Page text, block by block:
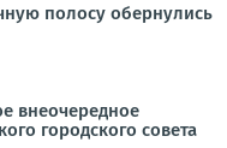
полосу обернулись
внеочередное
городского совета